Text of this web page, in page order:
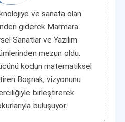
ve sanata olan
giderek Marmara
Sanatlar ve Yazılım
mezun oldu.
kodun matematiksel
Boşnak, vizyonunu
birleştirerek
buluşuyor.